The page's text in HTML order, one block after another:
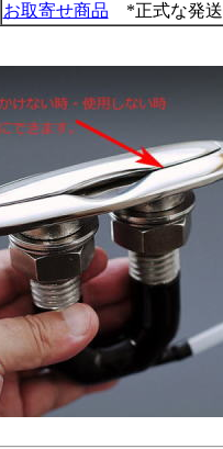
お取寄せ商品 *正式な発送